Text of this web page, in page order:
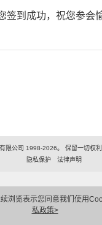
浏览表示您同意我们使用
私政策>
签到成功，祝您参会
限公司 1998-2026。 保留一切权
隐私保护
法律声明